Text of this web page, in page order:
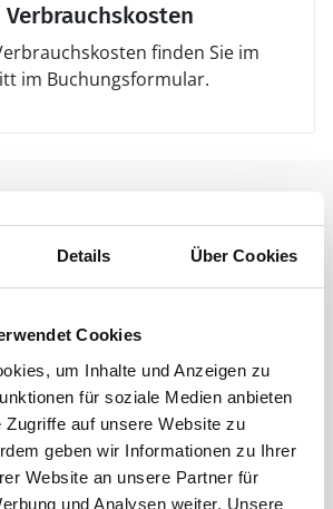
Details Über Cookies
Cookies
um Inhalte und Anzeigen zu
für soziale Medien anbieten
Zugriffe auf unsere Website zu
geben wir Informationen zu Ihrer
Website an unsere Partner für
und Analysen weiter. Unsere
finden Sie im
im Buchungsformular.